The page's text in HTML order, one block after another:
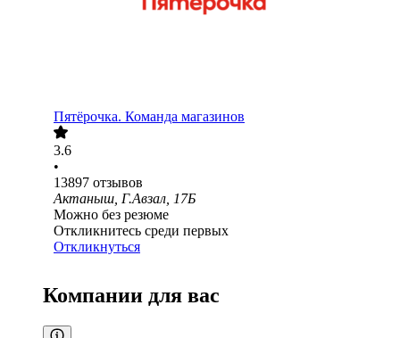
Пятёрочка. Команда магазинов
3.6
•
13897 отзывов
Актаныш, Г.Авзал, 17Б
Можно без резюме
Откликнитесь среди первых
Откликнуться
Компании для вас